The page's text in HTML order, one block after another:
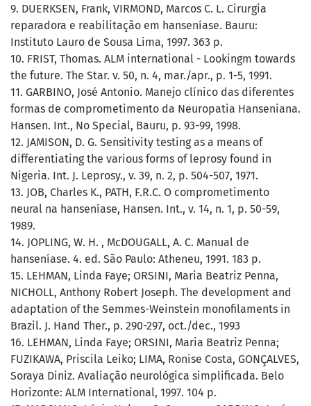
9. DUERKSEN, Frank, VIRMOND, Marcos C. L. Cirurgia
reparadora e reabilitação em hanseníase. Bauru:
Instituto Lauro de Sousa Lima, 1997. 363 p.
10. FRIST, Thomas. ALM international - Lookingm towards
the future. The Star. v. 50, n. 4, mar./apr., p. 1-5, 1991.
11. GARBINO, José Antonio. Manejo clínico das diferentes
formas de comprometimento da Neuropatia Hanseniana.
Hansen. Int., No Special, Bauru, p. 93-99, 1998.
12. JAMISON, D. G. Sensitivity testing as a means of
differentiating the various forms of leprosy found in
Nigeria. Int. J. Leprosy., v. 39, n. 2, p. 504-507, 1971.
13. JOB, Charles K., PATH, F.R.C. O comprometimento
neural na hanseníase, Hansen. Int., v. 14, n. 1, p. 50-59,
1989.
14. JOPLING, W. H. , McDOUGALL, A. C. Manual de
hanseníase. 4. ed. São Paulo: Atheneu, 1991. 183 p.
15. LEHMAN, Linda Faye; ORSINI, Maria Beatriz Penna,
NICHOLL, Anthony Robert Joseph. The development and
adaptation of the Semmes-Weinstein monofilaments in
Brazil. J. Hand Ther., p. 290-297, oct./dec., 1993
16. LEHMAN, Linda Faye; ORSINI, Maria Beatriz Penna;
FUZIKAWA, Priscila Leiko; LIMA, Ronise Costa, GONÇALVES,
Soraya Diniz. Avaliação neurológica simplificada. Belo
Horizonte: ALM International, 1997. 104 p.